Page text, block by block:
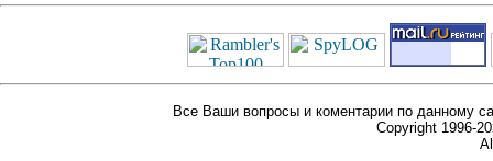
Все Ваши вопросы и коментарии по данному
Copyright 1996-